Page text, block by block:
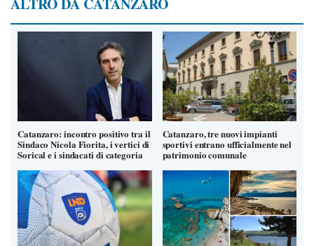
Catanzaro: incontro positivo tra il
Sindaco Nicola Fiorita, i vertici di
Sorical e i sindacati di categoria
Catanzaro, tre nuovi impianti
sportivi entrano ufficialmente nel
patrimonio comunale